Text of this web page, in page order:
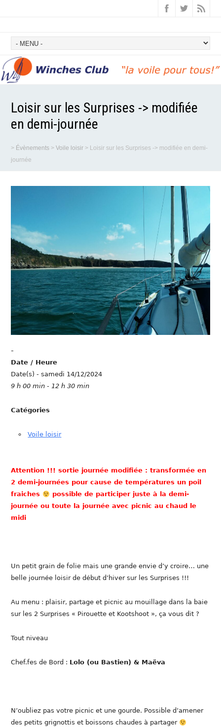
Loisir sur les Surprises -> modifiée
en demi-journée
> Évènements >Voile loisir > Loisir sur les Surprises -> modifiée en demi-
journée
-
Date / Heure
Date(s) - samedi 14/12/2024
9 h 00 min - 12 h 30 min
Catégories
Voile loisir
Attention !!! sortie journée modifiée : transformée en
2 demi-journées pour cause de températures un poil
fraiches
possible de participer juste à la demi-
journée ou toute la journée avec picnic au chaud le
midi
Un petit grain de folie mais une grande envie d’y croire… une
belle journée loisir de début d’hiver sur les Surprises !!!
Au menu : plaisir, partage et picnic au mouillage dans la baie
sur les 2 Surprises « Pirouette et Kootshoot », ça vous dit ?
Tout niveau
Chef.fes de Bord : Lolo (ou Bastien) & Maëva
N’oubliez pas votre picnic et une gourde. Possible d’amener
des petits grignottis et boissons chaudes à partager